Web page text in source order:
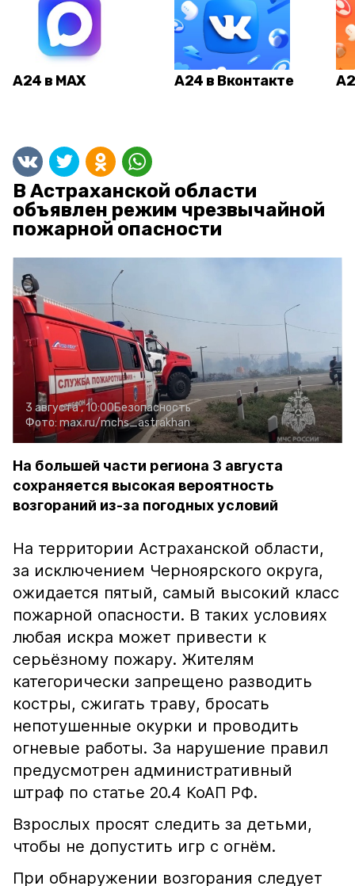
А24 в MAX А24 в Вконтакте
В Астраханской области
объявлен режим чрезвычайной
пожарной опасности
3 августа , 10:00Безопасность
Фото: max.ru/mchs_astrakhan
На большей части региона 3 августа
сохраняется высокая вероятность
возгораний из-за погодных условий
На территории Астраханской области,
за исключением Черноярского округа,
ожидается пятый, самый высокий класс
пожарной опасности. В таких условиях
любая искра может привести к
серьёзному пожару. Жителям
категорически запрещено разводить
костры, сжигать траву, бросать
непотушенные окурки и проводить
огневые работы. За нарушение правил
предусмотрен административный
штраф по статье 20.4 КоАП РФ.
Взрослых просят следить за детьми,
чтобы не допустить игр с огнём.
При обнаружении возгорания следует